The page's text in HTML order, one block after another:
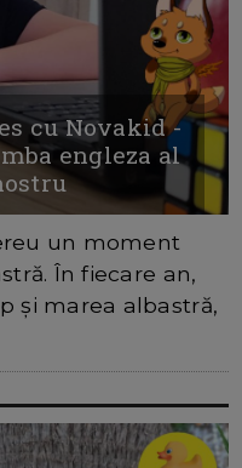
cu Novakid -
engleza al
un moment
În fiecare an,
și marea albastră,